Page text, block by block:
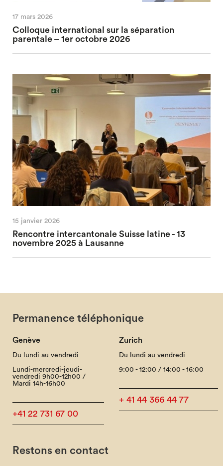
17 mars 2026
Colloque international sur la séparation
parentale – 1er octobre 2026
15 janvier 2026
Rencontre intercantonale Suisse latine - 13
novembre 2025 à Lausanne
Permanence téléphonique
Genève
Du lundi au vendredi
Lundi-mercredi-jeudi-
vendredi 9h00-12h00 /
Mardi 14h-16h00
+41 22 731 67 00
Zurich
Du lundi au vendredi
9:00 - 12:00 / 14:00 - 16:00
+ 41 44 366 44 77
Restons en contact